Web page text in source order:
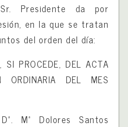
Presidente da por
en la que se tratan
del orden del día:
SI PROCEDE, DEL ACTA
DEL MES
Mª Dolores Santos